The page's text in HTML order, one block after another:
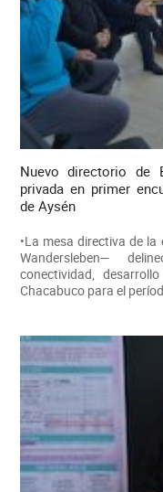
Nuevo directorio de
privada en primer
de Aysén
•La mesa directiva de
Wandersleben—
conectividad,
Chacabuco para el